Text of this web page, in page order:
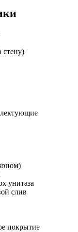
стену)
унитаза
слив
покрытие